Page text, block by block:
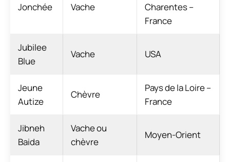
Jonchée Vache
Charentes –
France
Jubilee
Blue
Vache USA
Jeune
Autize
Chèvre
Pays de la Loire –
France
Jibneh
Baida
Vache ou
chèvre
Moyen-Orient